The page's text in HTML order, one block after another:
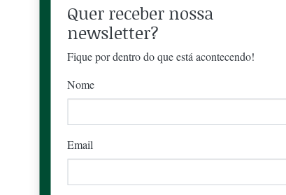
Quer receber nossa
newsletter?
Fique por dentro do que está acontecendo!
Nome
Email